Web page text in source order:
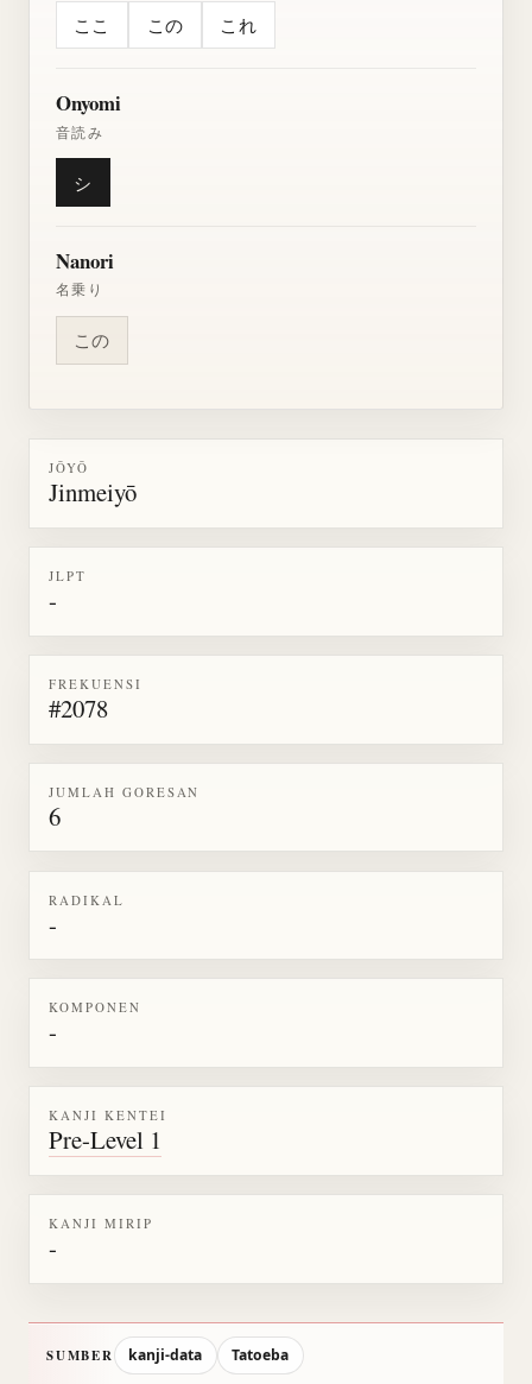
ここ この これ
Onyomi
音読み
シ
Nanori
名乗り
この
JŌYŌ
Jinmeiyō
JLPT
-
FREKUENSI
#2078
JUMLAH GORESAN
6
RADIKAL
-
KOMPONEN
-
KANJI KENTEI
Pre-Level 1
KANJI MIRIP
-
SUMBER kanji-data Tatoeba